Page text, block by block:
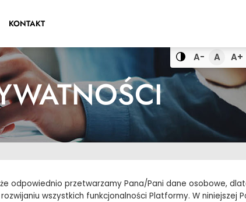
KONTAKT
Zmiana
kontrastu
A-
Mniejsza
A
A+
odpowiednio przetwarzamy Pana/Pani dane osobowe,
wszystkich funkcjonalności Platformy. W niniejszej